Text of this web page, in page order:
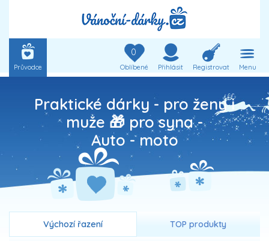
Průvodce
0
Oblíbené Přihlásit Registrovat Menu
Praktické dárky - pro ženy i
muže 🎁 pro syna -
Auto - moto
Výchozí řazení TOP produkty